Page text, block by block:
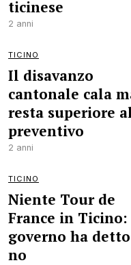
ticinese
2 anni
TICINO
Il disavanzo
cantonale cala
resta superiore
preventivo
2 anni
TICINO
Niente Tour de
France in
governo ha detto
no